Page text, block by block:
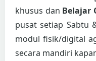
khusus dan Belajar
pusat setiap Sabtu
modul fisik/digital
secara mandiri